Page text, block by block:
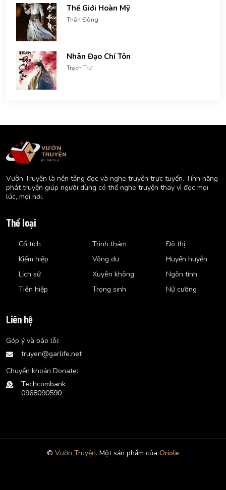
Thế Giới Hoàn Mỹ
Thần Đông
Nhân Đạo Chí Tôn
Trạch Trư
Vườn Truyện là nền tảng đọc và nghe truyện trực tuyến. Tính năng
phát truyện giúp người dùng có thể nghe truyện thay vì đọc mọi
lúc, mọi nơi.
Thể loại
Cổ tích
Kiếm hiệp
Lịch sử
Tiên hiệp
Trinh thám
Võng du
Xuyên không
Trọng sinh
Đô thị
Huyền huyễn
Ngôn tình
Nữ cường
Liên hệ
Góp ý và báo lỗi:
truyen@garlife.net
Chuyển khoản Donate:
Techcombank
0968090590
© Vườn Truyện. Một sản phẩm của Oriole